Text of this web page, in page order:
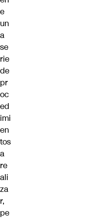
e
un
a
se
rie
de
pr
oc
ed
imi
en
tos
a
re
ali
za
r,
pe